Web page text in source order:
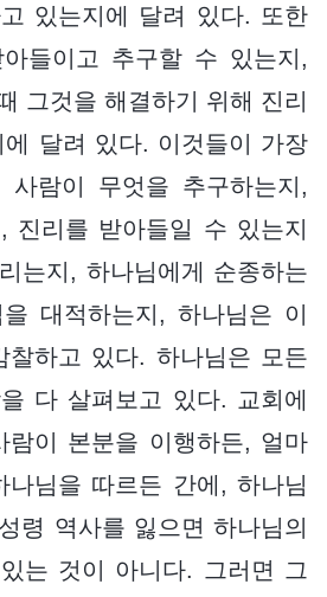
있는지에 달려 있다. 또한
들이고 추구할 수 있는지,
그것을 해결하기 위해 진리
달려 있다. 이것들이 가장
사람이 무엇을 추구하는지,
진리를 받아들일 수 있는지
는지, 하나님에게 순종하는
대적하는지, 하나님은 이
찰하고 있다. 하나님은 모든
다 살펴보고 있다. 교회에
람이 본분을 이행하든, 얼마
님을 따르든 간에, 하나님
령 역사를 잃으면 하나님의
는 것이 아니다. 그러면 그